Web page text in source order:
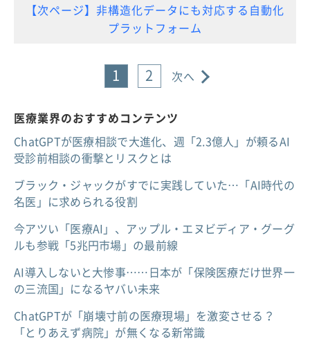
【次ページ】非構造化データにも対応する自動化
プラットフォーム
1 2 次へ
医療業界のおすすめコンテンツ
ChatGPTが医療相談で大進化、週「2.3億人」が頼るAI
受診前相談の衝撃とリスクとは
ブラック・ジャックがすでに実践していた…「AI時代の
名医」に求められる役割
今アツい「医療AI」、アップル・エヌビディア・グーグ
ルも参戦「5兆円市場」の最前線
AI導入しないと大惨事……日本が「保険医療だけ世界一
の三流国」になるヤバい未来
ChatGPTが「崩壊寸前の医療現場」を激変させる？
「とりあえず病院」が無くなる新常識